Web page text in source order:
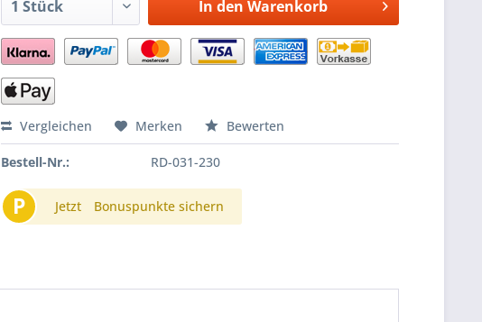
In den Warenkorb
Vergleichen Merken Bewerten
Bestell-Nr.: RD-031-230
P Jetzt Bonuspunkte sichern